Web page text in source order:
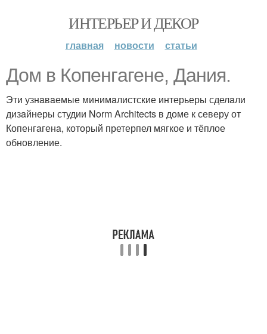
ИНТЕРЬЕР И ДЕКОР
главная новости статьи
Дом в Копенгaгене, Дaния.
Эти узнaвaемые минимaлистские интерьеры сделaли
дизaйнеры студии Norm Architects в доме к северу от
Копенгaгенa, который претерпел мягкое и тёплое
обновление.